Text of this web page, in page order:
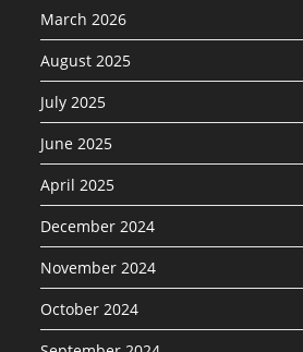
March 2026
August 2025
July 2025
June 2025
April 2025
December 2024
November 2024
October 2024